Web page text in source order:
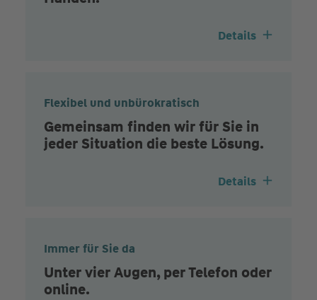
Details
Flexibel und unbürokratisch
Gemeinsam finden wir für Sie in
jeder Situation die beste Lösung.
Details
Immer für Sie da
Unter vier Augen, per Telefon oder
online.